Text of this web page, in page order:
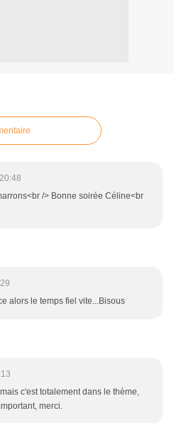
/> Bonne soirée Céline<br
alors le temps fiel vite...Bisous
c'est totalement dans le thème,
merci.